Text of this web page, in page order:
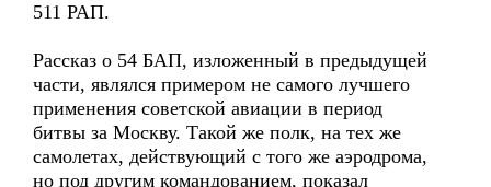
511 РАП.
Рассказ о 54 БАП, изложенный в предыдущей
части, являлся примером не самого лучшего
применения советской авиации в период
битвы за Москву. Такой же полк, на тех же
самолетах, действующий с того же аэродрома,
но под другим командованием, показал